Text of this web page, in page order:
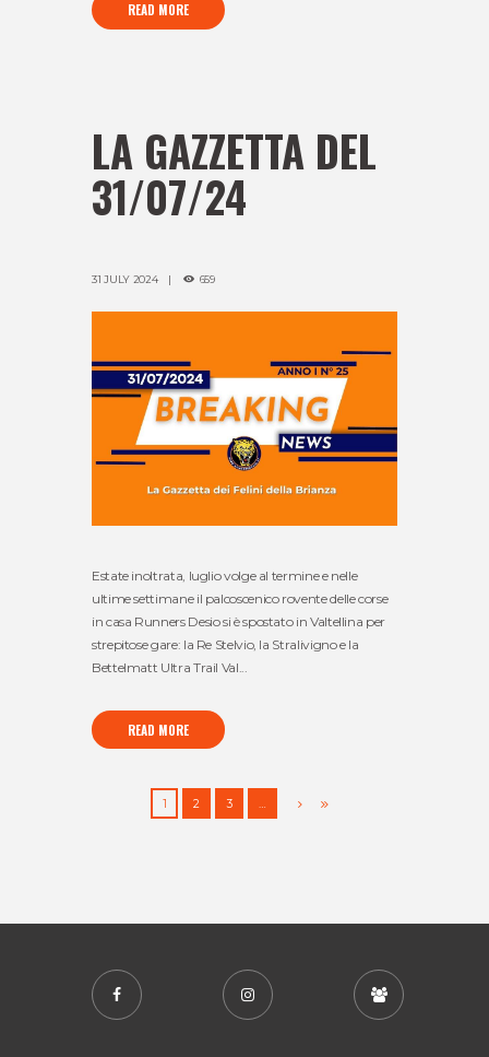
READ MORE
LA GAZZETTA DEL
31/07/24
31 JULY 2024 659
Estate inoltrata, luglio volge al termine e nelle
ultime settimane il palcoscenico rovente delle corse
in casa Runners Desio si è spostato in Valtellina per
strepitose gare: la Re Stelvio, la Stralivigno e la
Bettelmatt Ultra Trail Val...
READ MORE
1 2 3 …